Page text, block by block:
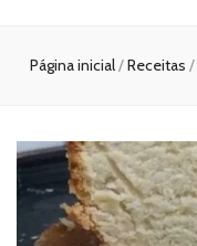
Página inicial/Receitas /